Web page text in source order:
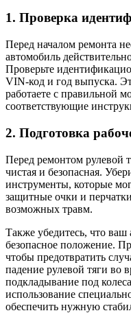
1. Проверка
Перед началом ремонта
автомобиль
Проверьте
VIN-код и год выпуска.
работаете с правильной
соответствующие
2. Подготовка
Перед ремонтом рулевой
чистая и безопасная.
инструменты, которые
защитные очки и
возможных травм.
Также убедитесь, что ваш
безопасное положение.
чтобы предотвратить
падение рулевой тяги во
подкладывание под
использование
обеспечить нужную